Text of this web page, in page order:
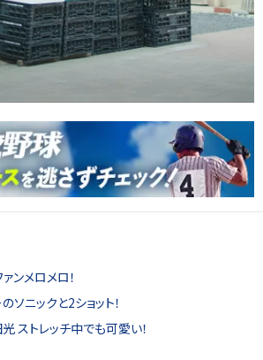
ンメロメロ！
ニックと2ショット！
ストレッチ中でも可愛い！